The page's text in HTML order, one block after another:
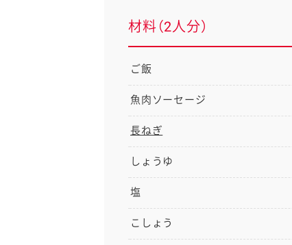
材料（2人分）
ご飯
魚肉ソーセージ
長ねぎ
しょうゆ
塩
こしょう